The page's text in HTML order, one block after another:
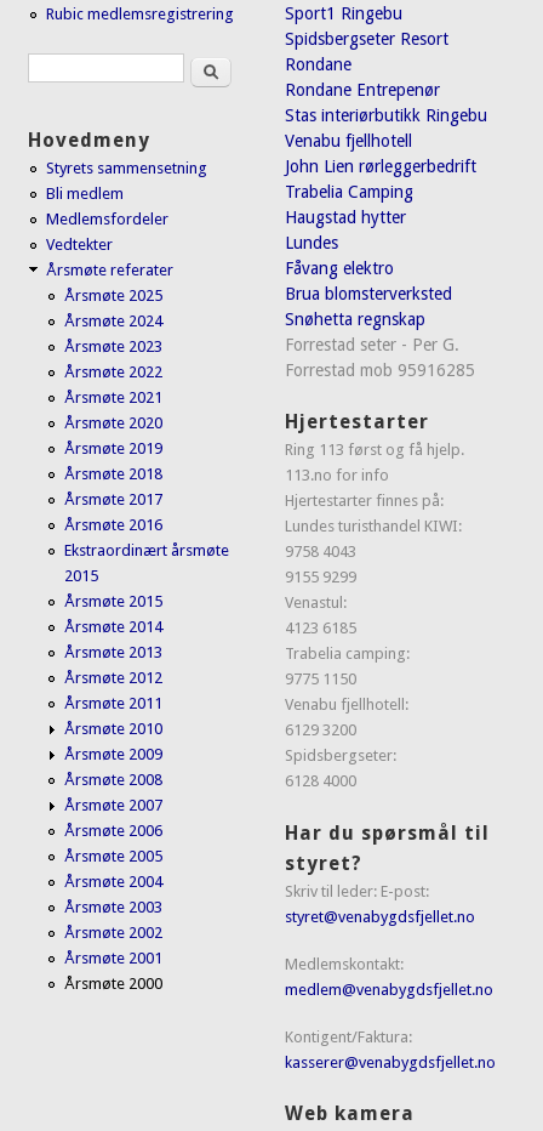
Rubic medlemsregistrering
SøkeskjemaSøk
Hovedmeny
Styrets sammensetning
Bli medlem
Medlemsfordeler
Vedtekter
Årsmøte referater
Årsmøte 2025
Årsmøte 2024
Årsmøte 2023
Årsmøte 2022
Årsmøte 2021
Årsmøte 2020
Årsmøte 2019
Årsmøte 2018
Årsmøte 2017
Årsmøte 2016
Ekstraordinært årsmøte
2015
Årsmøte 2015
Årsmøte 2014
Årsmøte 2013
Årsmøte 2012
Årsmøte 2011
Årsmøte 2010
Årsmøte 2009
Årsmøte 2008
Årsmøte 2007
Årsmøte 2006
Årsmøte 2005
Årsmøte 2004
Årsmøte 2003
Årsmøte 2002
Årsmøte 2001
Årsmøte 2000
Sport1 Ringebu
Spidsbergseter Resort
Rondane
Rondane Entrepenør
Stas interiørbutikk Ringebu
Venabu fjellhotell
John Lien rørleggerbedrift
Trabelia Camping
Haugstad hytter
Lundes
Fåvang elektro
Brua blomsterverksted
Snøhetta regnskap
Forrestad seter - Per G.
Forrestad mob 95916285
Hjertestarter
Ring 113 først og få hjelp.
113.no for info
Hjertestarter finnes på:
Lundes turisthandel KIWI:
9758 4043
9155 9299
Venastul:
4123 6185
Trabelia camping:
9775 1150
Venabu fjellhotell:
6129 3200
Spidsbergseter:
6128 4000
Har du spørsmål til
styret?
Skriv til leder: E-post:
styret@venabygdsfjellet.no
Medlemskontakt:
medlem@venabygdsfjellet.no
Kontigent/Faktura:
kasserer@venabygdsfjellet.no
Web kamera